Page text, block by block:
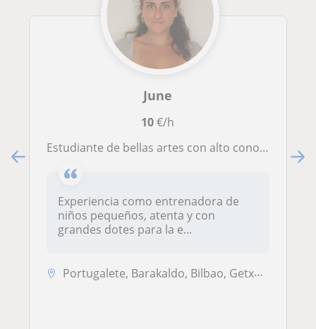
June
10€/h
Estudiante de bellas artes con alto conocimiento de la historia de España y del arte.
Experiencia como entrenadora de
niños pequeños, atenta y con
grandes dotes para la e...
Portugalete, Barakaldo, Bilbao, Getxo, Santurtzi, Sestao